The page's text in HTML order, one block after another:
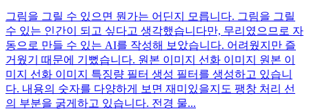
그림을 그릴 수 있으면 뭔가는 어딘지 모릅니다. 그림을 그릴
수 있는 인간이 되고 싶다고 생각했습니다만, 무리였으므로 자
동으로 만들 수 있는 AI를 작성해 보았습니다. 어려웠지만 즐
거웠기 때문에 기뻤습니다. 원본 이미지 선화 이미지 원본 이
미지 선화 이미지 특징량 필터 생성 필터를 생성하고 있습니
다. 내용의 숫자를 다양하게 보면 재미있을지도 팽창 처리 선
의 부분을 굵게하고 있습니다. 전경 물...